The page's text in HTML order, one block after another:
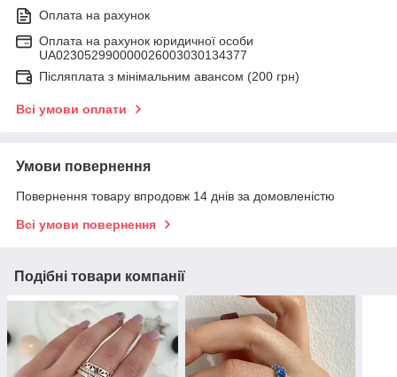
Оплата на рахунок
Оплата на рахунок юридичної особи
UA023052990000026003030134377
Післяплата з мінімальним авансом (200 грн)
Всі умови оплати
Умови повернення
Повернення товару впродовж 14 днів за домовленістю
Всі умови повернення
Подібні товари компанії